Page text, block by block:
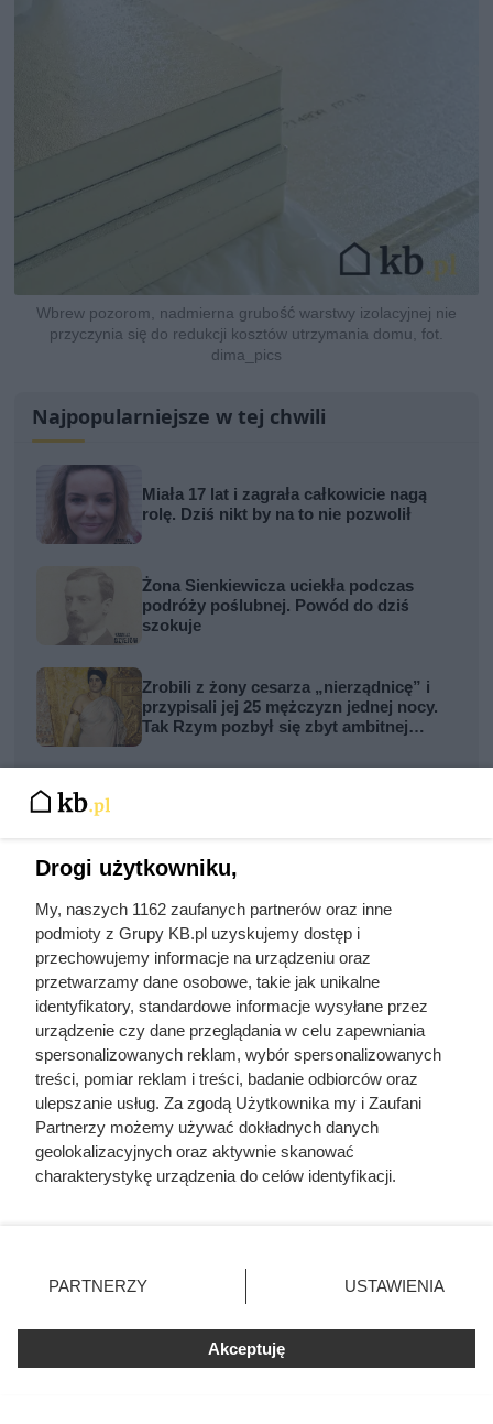
Wbrew pozorom, nadmierna grubość warstwy izolacyjnej nie
przyczynia się do redukcji kosztów utrzymania domu, fot.
dima_pics
Najpopularniejsze w tej chwili
Miała 17 lat i zagrała całkowicie nagą
rolę. Dziś nikt by na to nie pozwolił
Żona Sienkiewicza uciekła podczas
podróży poślubnej. Powód do dziś
szokuje
Zrobili z żony cesarza „nierządnicę” i
przypisali jej 25 mężczyzn jednej nocy.
Tak Rzym pozbył się zbyt ambitnej
Jana III Sobieskiego? Odpowiedź
zaskakuje
Czytaj także:
Cennik usług remontowych 2026 - mamy
najświeższe ceny
Cennik układania kostki brukowej - robocizna i
Cennik usług budowlanych 2026: szczegółowe
Drogi użytkowniku,
My, naszych 1162 zaufanych partnerów oraz inne
podmioty z Grupy KB.pl uzyskujemy dostęp i
przechowujemy informacje na urządzeniu oraz
przetwarzamy dane osobowe, takie jak unikalne
identyfikatory, standardowe informacje wysyłane przez
urządzenie czy dane przeglądania w celu zapewniania
spersonalizowanych reklam, wybór spersonalizowanych
treści, pomiar reklam i treści, badanie odbiorców oraz
ulepszanie usług. Za zgodą Użytkownika my i Zaufani
Partnerzy możemy używać dokładnych danych
geolokalizacyjnych oraz aktywnie skanować
charakterystykę urządzenia do celów identyfikacji.
zmienić/wycofać klikając przycisk ustawień prywatności
znajdujący się w lewym dolnym rogu strony. Niektóre
użytkownika, ale masz prawo sprzeciwić się takiemu
przetwarzaniu. Preferencje będą miały zastosowania tylko
PARTNERZY USTAWIENIA
Akceptuję